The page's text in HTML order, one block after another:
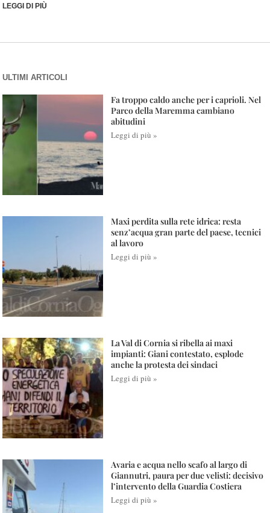
LEGGI DI PIÙ
ULTIMI ARTICOLI
Fa troppo caldo anche per i caprioli. Nel
Parco della Maremma cambiano
abitudini
Leggi di più »
Maxi perdita sulla rete idrica: resta
senz’acqua gran parte del paese, tecnici
al lavoro
Leggi di più »
La Val di Cornia si ribella ai maxi
impianti: Giani contestato, esplode
anche la protesta dei sindaci
Leggi di più »
Avaria e acqua nello scafo al largo di
Giannutri, paura per due velisti: decisivo
l’intervento della Guardia Costiera
Leggi di più »